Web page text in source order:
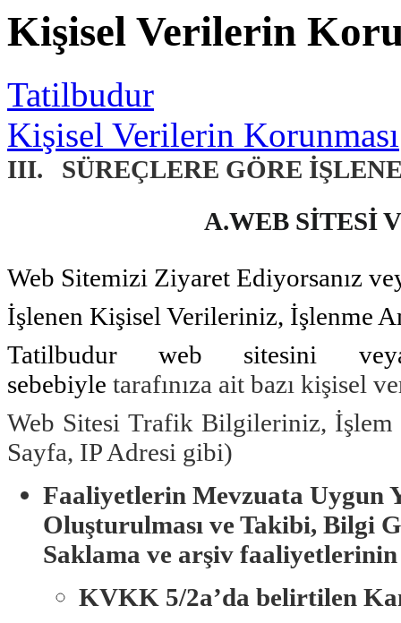
Kişisel Verilerin
Tatilbudur
Kişisel Verilerin Korunması
III. SÜREÇLERE GÖRE
A.WEB SİTESİ
Web Sitemizi Ziyaret Ediyorsanız
İşlenen Kişisel Verileriniz, İşlenme
Tatilbudur web sitesini veya
sebebiyle tarafınıza ait bazı kişisel
Web Sitesi Trafik Bilgileriniz, İşlem
Sayfa, IP Adresi gibi)
Faaliyetlerin Mevzuata Uygun
Oluşturulması ve Takibi, Bilgi
Saklama ve arşiv
KVKK 5/2a’da belirtilen